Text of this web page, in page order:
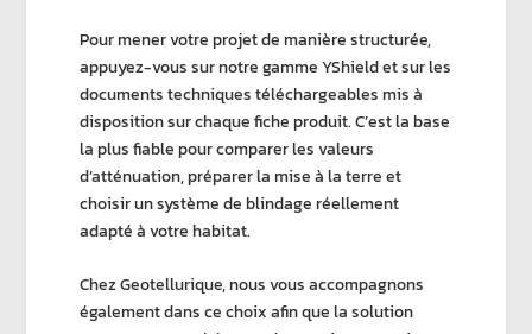
Pour mener votre projet de manière structurée,
appuyez-vous sur notregamme YShieldet sur les
documents techniques téléchargeablesmis à
disposition sur chaque fiche produit. C’est la base
la plus fiable pour comparer lesvaleurs
d’atténuation, préparer lamise à la terreet
choisir unsystème de blindageréellement
adapté à votre habitat.
ChezGeotellurique, nous vous accompagnons
également dans ce choix afin que la solution